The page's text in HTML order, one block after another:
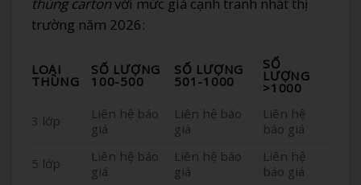
trường năm 2026:
LOẠI
THÙNG
SỐ LƯỢNG
100-500
SỐ LƯỢNG
501-1000
SỐ
LƯỢNG
>1000
3 lớp
Liên hệ báo
giá
Liên hệ báo
giá
Liên hệ
báo giá
5 lớp
Liên hệ báo
giá
Liên hệ báo
giá
Liên hệ
báo giá